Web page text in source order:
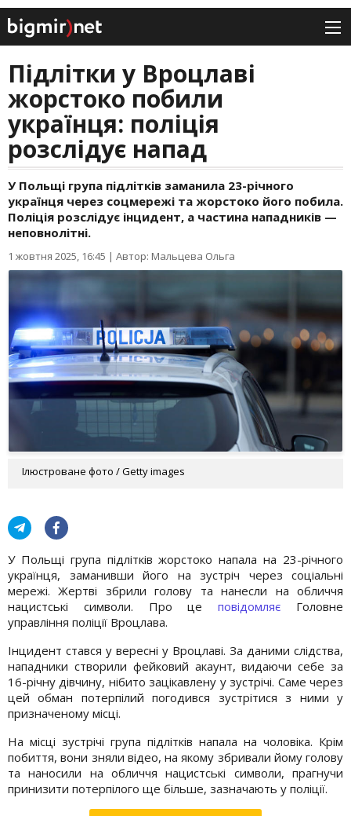
Підлітки у Вроцлаві
жорстоко побили
українця: поліція
розслідує напад
У Польщі група підлітків заманила 23-річного
українця через соцмережі та жорстоко його побила.
Поліція розслідує інцидент, а частина нападників —
неповнолітні.
1 жовтня 2025, 16:45 | Автор: Мальцева Ольга
Ілюстроване фото / Getty images
У Польщі група підлітків жорстоко напала на 23-річного
українця, заманивши його на зустріч через соціальні
мережі. Жертві збрили голову та нанесли на обличчя
нацистські символи. Про цеповідомляє Головне
управління поліції Вроцлава.
Інцидент стався у вересні у Вроцлаві. За даними слідства,
нападники створили фейковий акаунт, видаючи себе за
16-річну дівчину, нібито зацікавлену у зустрічі. Саме через
цей обман потерпілий погодився зустрітися з ними у
призначеному місці.
На місці зустрічі група підлітків напала на чоловіка. Крім
побиття, вони зняли відео, на якому збривали йому голову
та наносили на обличчя нацистські символи, прагнучи
принизити потерпілого ще більше, зазначають у поліції.